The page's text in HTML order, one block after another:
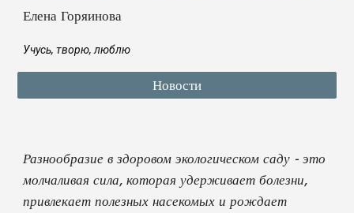
Елена Горяинова
Учусь, творю, люблю
Новости
Разнообразие в здоровом экологическом саду - это
молчаливая сила, которая удерживает болезни,
привлекает полезных насекомых и рождает